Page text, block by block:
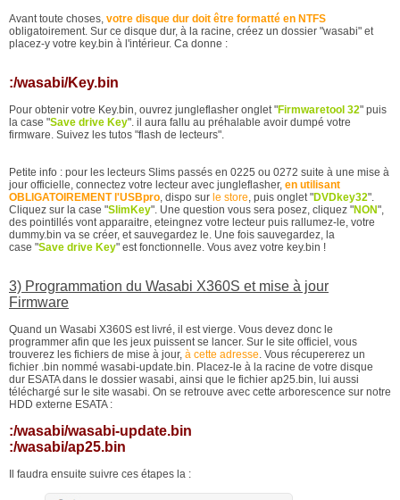
Avant toute choses, votre disque dur doit être formatté en NTFS
obligatoirement. Sur ce disque dur, à la racine, créez un dossier "wasabi" et
placez-y votre key.bin à l'intérieur. Ca donne :
:/wasabi/Key.bin
Pour obtenir votre Key.bin, ouvrez jungleflasher onglet "Firmwaretool 32" puis
la case "Save drive Key". il aura fallu au préhalable avoir dumpé votre
firmware. Suivez les tutos "flash de lecteurs".
Petite info : pour les lecteurs Slims passés en 0225 ou 0272 suite à une mise à
jour officielle, connectez votre lecteur avec jungleflasher, en utilisant
OBLIGATOIREMENT l'USBpro, dispo sur le store, puis onglet "DVDkey32".
Cliquez sur la case "SlimKey". Une question vous sera posez, cliquez "NON",
des pointillés vont apparaitre, eteingnez votre lecteur puis rallumez-le, votre
dummy.bin va se créer, et sauvegardez le. Une fois sauvegardez, la
case "Save drive Key" est fonctionnelle. Vous avez votre key.bin !
3) Programmation du Wasabi X360S et mise à jour
Firmware
Quand un Wasabi X360S est livré, il est vierge. Vous devez donc le
programmer afin que les jeux puissent se lancer. Sur le site officiel, vous
trouverez les fichiers de mise à jour, à cette adresse. Vous récupererez un
fichier .bin nommé wasabi-update.bin. Placez-le à la racine de votre disque
dur ESATA dans le dossier wasabi, ainsi que le fichier ap25.bin, lui aussi
téléchargé sur le site wasabi. On se retrouve avec cette arborescence sur notre
HDD externe ESATA :
:/wasabi/wasabi-update.bin
:/wasabi/ap25.bin
Il faudra ensuite suivre ces étapes la :